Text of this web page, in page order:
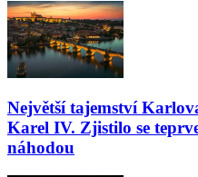
Největší tajemství
Karel IV. Zjistilo se
náhodou